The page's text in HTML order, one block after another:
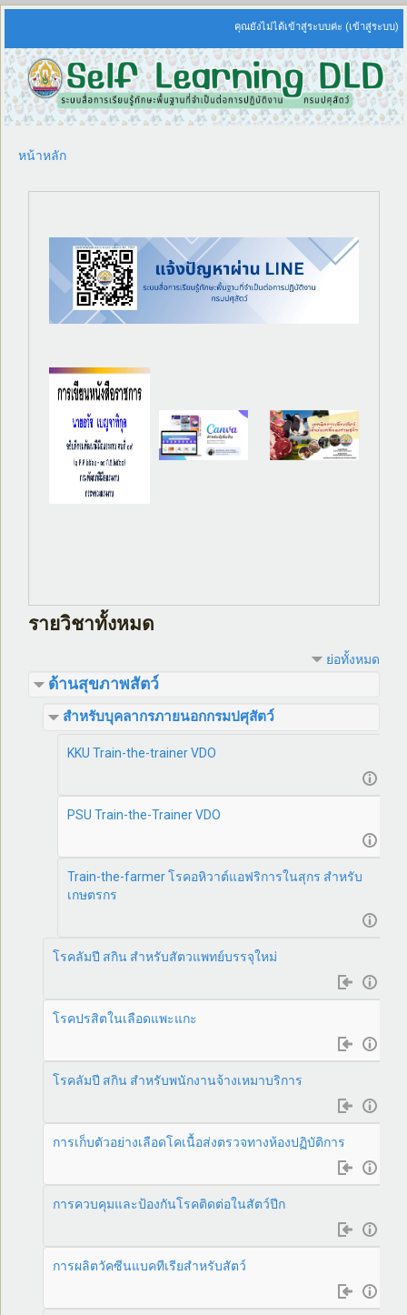
คุณยังไม่ได้เข้าสู่ระบบค่ะ (เข้าสู่ระบบ)
หน้าหลัก
รายวิชาทั้งหมด
ย่อทั้งหมด
ด้านสุขภาพสัตว์
สำหรับบุคลากรภายนอกกรมปศุสัตว์
KKU Train-the-trainer VDO
PSU Train-the-Trainer VDO
Train-the-farmer โรคอหิวาต์แอฟริการในสุกร สำหรับ
เกษตรกร
โรคลัมปี สกิน สำหรับสัตวแพทย์บรรจุใหม่
โรคปรสิตในเลือดแพะแกะ
โรคลัมปี สกิน สำหรับพนักงานจ้างเหมาบริการ
การเก็บตัวอย่างเลือดโคเนื้อส่งตรวจทางห้องปฏิบัติการ
การควบคุมและป้องกันโรคติดต่อในสัตว์ปีก
การผลิตวัคซีนแบคทีเรียสำหรับสัตว์
ข้าม กิจกรรมที่กำลังจะมีขึ้น